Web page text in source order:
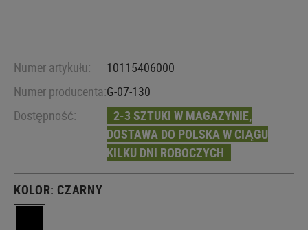
Numer artykułu:
10115406000
Numer producenta:G-07-130
Dostępność:
2-3 SZTUKI W MAGAZYNIE,
DOSTAWA DO POLSKA W CIĄGU
KILKU DNI ROBOCZYCH
KOLOR: CZARNY